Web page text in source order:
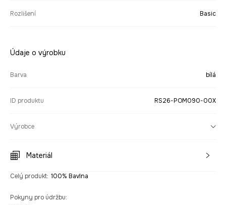
Rozlišení Basic
Údaje o výrobku
Barva bílá
ID produktu RS26-POM090-00X
Výrobce
Materiál
Celý produkt: 100% Bavlna
Pokyny pro údržbu: